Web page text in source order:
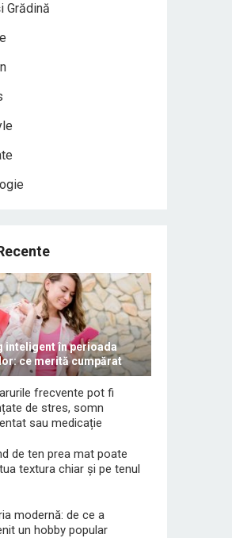
Grădină
inteligent în perioada
ce merită cumpărat
frecvente pot fi
de stres, somn
sau medicație
de ten prea mat poate
textura chiar și pe tenul
modernă: de ce a
un hobby popular